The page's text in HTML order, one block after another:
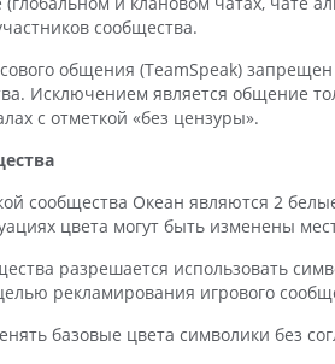
сообщества.
общения (TeamSpeak)
Исключением является общение
с отметкой «без цензуры».
сообщества Океан являются 2
цвета могут быть изменены
разрешается использовать
рекламирования игрового
базовые цвета символики без